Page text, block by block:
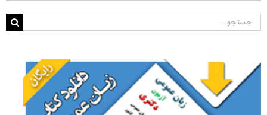
جستجو